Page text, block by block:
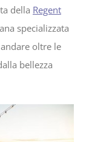
della Regent
specializzata
oltre le
bellezza